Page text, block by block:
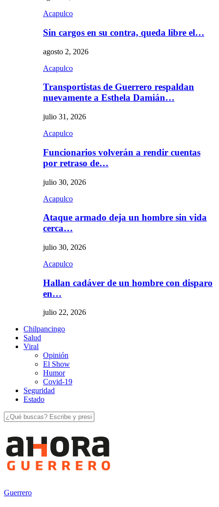
Acapulco
Sin cargos en su contra, queda libre el…
agosto 2, 2026
Acapulco
Transportistas de Guerrero respaldan
nuevamente a Esthela Damián…
julio 31, 2026
Acapulco
Funcionarios volverán a rendir cuentas
por retraso de…
julio 30, 2026
Acapulco
Ataque armado deja un hombre sin vida
cerca…
julio 30, 2026
Acapulco
Hallan cadáver de un hombre con disparo
en…
julio 22, 2026
Chilpancingo
Salud
Viral
Opinión
El Show
Humor
Covid-19
Seguridad
Estado
Guerrero